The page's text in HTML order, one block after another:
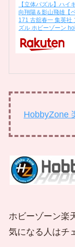
【立体パズル】ハイ
向翔陽＆影山飛雄【
171 古舘春一 集英社
ズル ホビーゾーン
HobbyZone
ホビーゾーン楽
気になる人はチ